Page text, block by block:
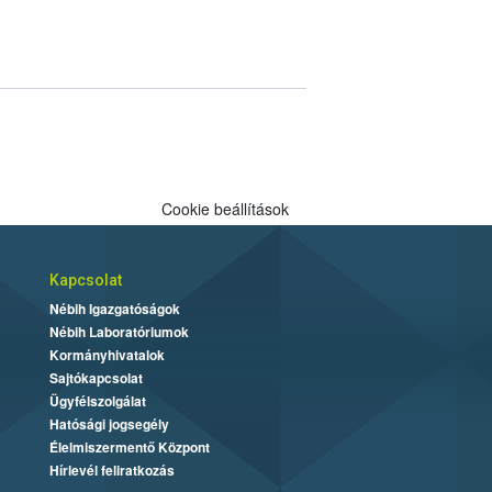
Cookie beállítások
Kapcsolat
Nébih Igazgatóságok
Nébih Laboratóriumok
Kormányhivatalok
Sajtókapcsolat
Ügyfélszolgálat
Hatósági jogsegély
Élelmiszermentő Központ
Hírlevél feliratkozás